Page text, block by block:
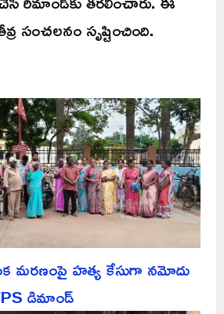
సంచలనం సృష్టించింది.
మరణంపై హత్య కేసుగా నమోదు
డిమాండ్